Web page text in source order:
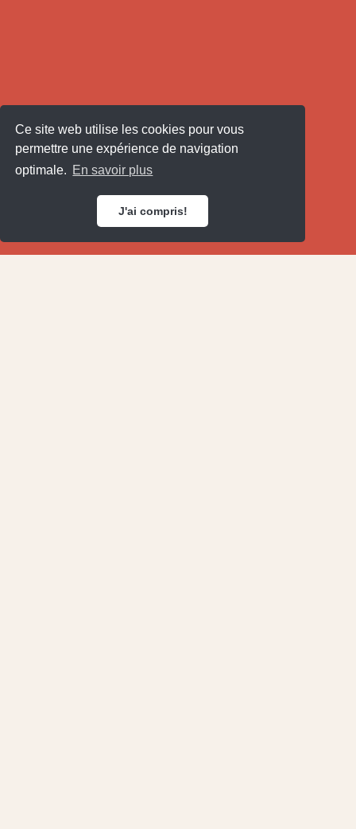
Ce site web utilise les cookies pour vous
permettre une expérience de navigation
optimale. En savoir plus
J'ai compris!